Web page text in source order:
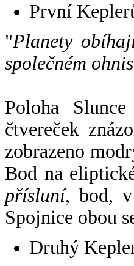
První
"Planety
společném
Poloha
čtvereček
zobrazeno
Bod na
přísluní, bod,
Spojnice obou
Druhý